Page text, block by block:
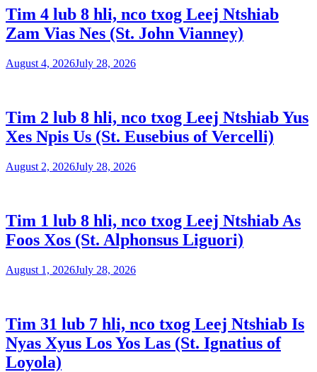
Tim 4 lub 8 hli, nco txog Leej Ntshiab
Zam Vias Nes (St. John Vianney)
August 4, 2026July 28, 2026
Tim 2 lub 8 hli, nco txog Leej Ntshiab Yus
Xes Npis Us (St. Eusebius of Vercelli)
August 2, 2026July 28, 2026
Tim 1 lub 8 hli, nco txog Leej Ntshiab As
Foos Xos (St. Alphonsus Liguori)
August 1, 2026July 28, 2026
Tim 31 lub 7 hli, nco txog Leej Ntshiab Is
Nyas Xyus Los Yos Las (St. Ignatius of
Loyola)